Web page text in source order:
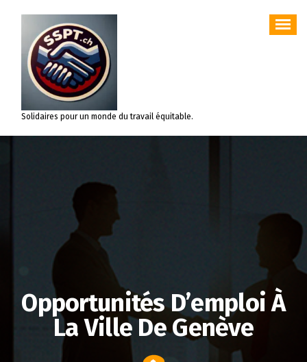
contenu
Solidaires pour un monde du travail équitable.
Opportunités D’emploi À
La Ville De Genève